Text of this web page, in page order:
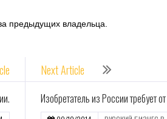
предыдущих владельца.
Next Article
Изобретатель из России требует